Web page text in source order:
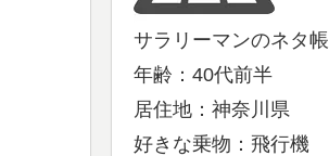
サラリーマンのネタ帳
年齢：40代前半
居住地：神奈川県
好きな乗物：飛行機